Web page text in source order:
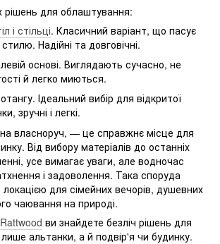
рішень для облаштування:
і стільці. Класичний варіант, що пасує
Надійні та довговічні.
основі. Виглядають сучасно, не
й легко миються.
Ідеальний вибір для відкритої
зручні і легкі.
власноруч, — це справжнє місце для
Від вибору матеріалів до останніх
усе вимагає уваги, але водночас
і задоволення. Така споруда
для сімейних вечорів, душевних
чаювання на природі.
Rattwood ви знайдете безліч рішень для
альтанки, а й подвір'я чи будинку.